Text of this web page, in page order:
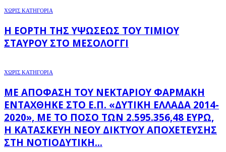
ΧΩΡΊΣ ΚΑΤΗΓΟΡΊΑ
Η ΕΟΡΤΉ ΤΗΣ ΥΨΏΣΕΩΣ ΤΟΥ ΤΙΜΊΟΥ
ΣΤΑΥΡΟΎ ΣΤΟ ΜΕΣΟΛΌΓΓΙ
ΧΩΡΊΣ ΚΑΤΗΓΟΡΊΑ
ΜΕ ΑΠΌΦΑΣΗ ΤΟΥ ΝΕΚΤΆΡΙΟΥ ΦΑΡΜΆΚΗ
ΕΝΤΆΧΘΗΚΕ ΣΤΟ Ε.Π. «ΔΥΤΙΚΉ ΕΛΛΆΔΑ 2014-
2020», ΜΕ ΤΟ ΠΟΣΌ ΤΩΝ 2.595.356,48 ΕΥΡΏ,
Η ΚΑΤΑΣΚΕΥΉ ΝΈΟΥ ΔΙΚΤΎΟΥ ΑΠΟΧΈΤΕΥΣΗΣ
ΣΤΗ ΝΟΤΙΟΔΥΤΙΚΉ...